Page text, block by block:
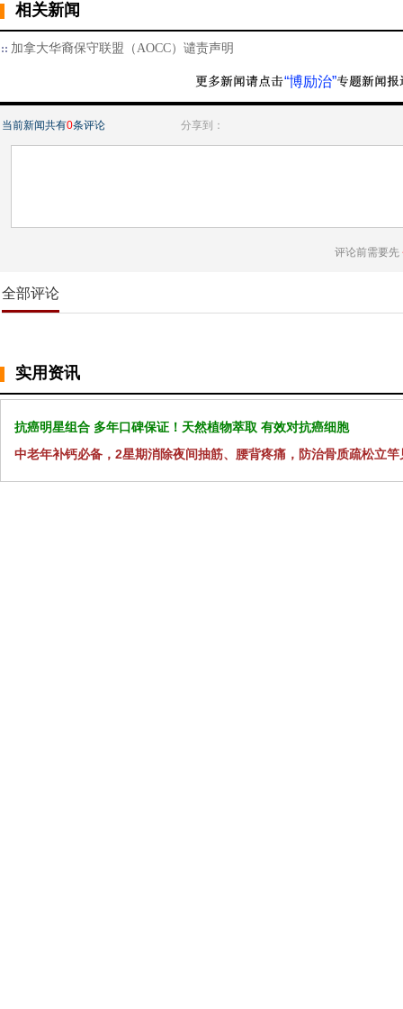
相关新闻
加拿大华裔保守联盟（AOCC）谴责声明
“博励治”
当前新闻共有0条评论 分享到：
评论前需要先
全部评论
实用资讯
抗癌明星组合 多年口碑保证！天然植物萃取 有效对抗癌细胞
中老年补钙必备，2星期消除夜间抽筋、腰背疼痛，防治骨质疏松立竿